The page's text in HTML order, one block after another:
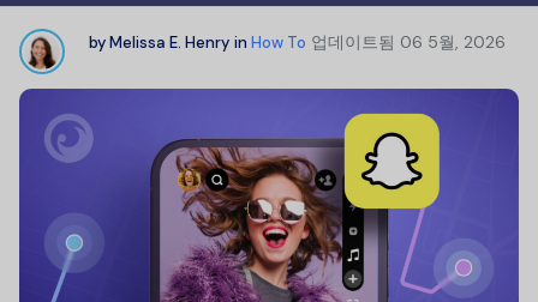
byMelissa E. Henry in How To 업데이트됨 06 5월, 2026